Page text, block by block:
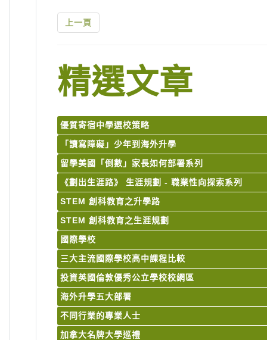
上一頁
精選文章
優質寄宿中學選校策略
「讀寫障礙」少年到海外升學
留學美國「倒數」家長如何部署系列
《劃出生涯路》 生涯規劃 - 職業性向探索系列
STEM 創科教育之升學路
STEM 創科教育之生涯規劃
國際學校
三大主流國際學校高中課程比較
投資英國倫敦優秀公立學校校網區
海外升學五大部署
不同行業的專業人士
加拿大名牌大學巡禮